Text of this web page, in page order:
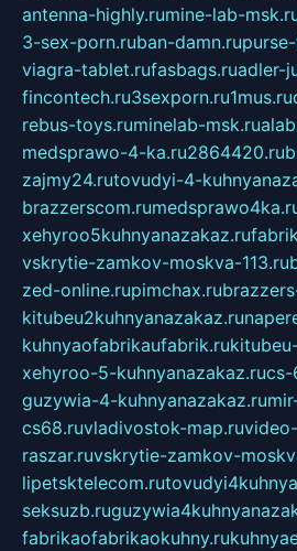
antenna-highly.rumine-lab-
3-sex-porn.ruban-damn.ru
viagra-tablet.rufasbags.ruadler-
fincontech.ru3sexporn.ru1mus.ru
rebus-toys.ruminelab-msk.ru
medsprawo-4-ka.ru2864420.ru
zajmy24.rutovudyi-4-
brazzerscom.ru
xehyroo5kuhnyanazakaz.ru
vskrytie-zamkov-moskva-113.ru
zed-online.rupimchax.ru
kitubeu2kuhnyanazakaz.ru
kuhnyaofabrikaufabrik.ru
xehyroo-5-kuhnyanazakaz.rucs-
guzywia-4-kuhnyanazakaz.ru
cs68.ruvladivostok-map.ru
raszar.ruvskrytie-zamkov-
lipetsktelecom.ru
seksuzb.ru
fabrikaofabrikaokuhny.ru